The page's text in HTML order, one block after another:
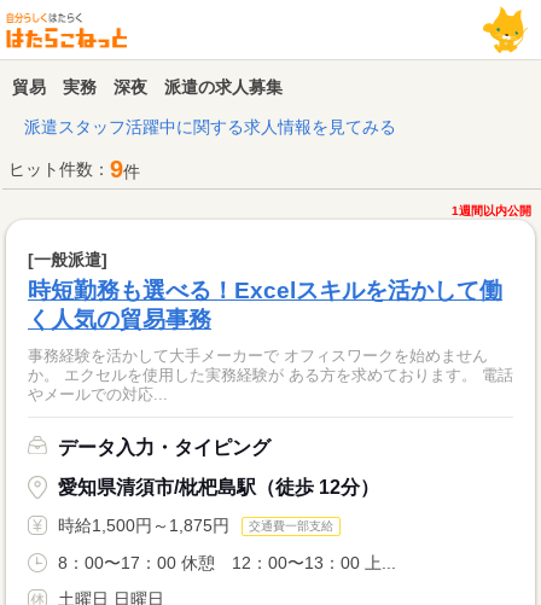
貿易 実務 深夜 派遣の求人募集
派遣スタッフ活躍中に関する求人情報を見てみる
ヒット件数： 9件
1週間以内公開
[一般派遣]
時短勤務も選べる！Excelスキルを活かして働
く人気の貿易事務
事務経験を活かして大手メーカーで オフィスワークを始めません
か。 エクセルを使用した実務経験が ある方を求めております。 電話
やメールでの対応...
データ入力・タイピング
愛知県清須市/枇杷島駅（徒歩 12分）
時給1,500円～1,875円 交通費一部支給
8：00〜17：00 休憩 12：00〜13：00 上...
土曜日 日曜日